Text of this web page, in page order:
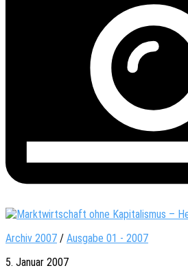
Archiv 2007 / Ausgabe 01 - 2007
5. Januar 2007